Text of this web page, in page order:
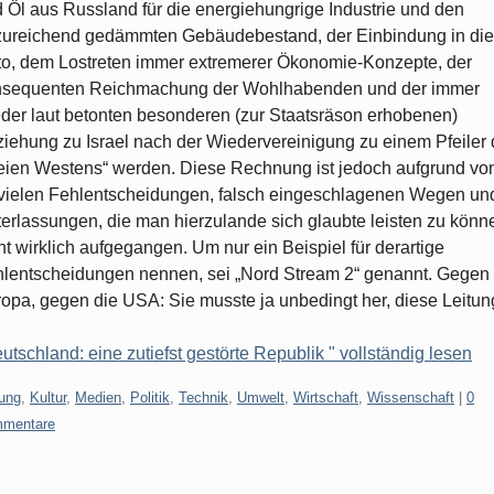
Öl aus Russland für die energiehungrige Industrie und den
gedämmten Gebäudebestand, der Einbindung in die
dem Lostreten immer extremerer Ökonomie-Konzepte, der
Reichmachung der Wohlhabenden und der immer
laut betonten besonderen (zur Staatsräson erhobenen)
zu Israel nach der Wiedervereinigung zu einem Pfeiler
Westens“ werden. Diese Rechnung ist jedoch aufgrund
Fehlentscheidungen, falsch eingeschlagenen Wegen
die man hierzulande sich glaubte leisten zu
wirklich aufgegangen. Um nur ein Beispiel für derartige
nennen, sei „Nord Stream 2“ genannt. Gegen
gegen die USA: Sie musste ja unbedingt her, diese
eine zutiefst gestörte Republik " vollständig lesen
, Kultur, Medien, Politik, Technik, Umwelt, Wirtschaft, Wissenschaft
0